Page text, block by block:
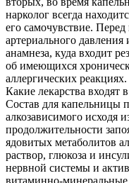
нарколог всегда
его самочувствие.
артериального давления
анамнеза, куда входит
об имеющихся
аллергических реакциях.
Какие лекарства входят
Состав для капельницы
алкозависимого исходя
продолжительности
ядовитых метаболитов
раствор, глюкоза и
нервной системы и
витаминно-